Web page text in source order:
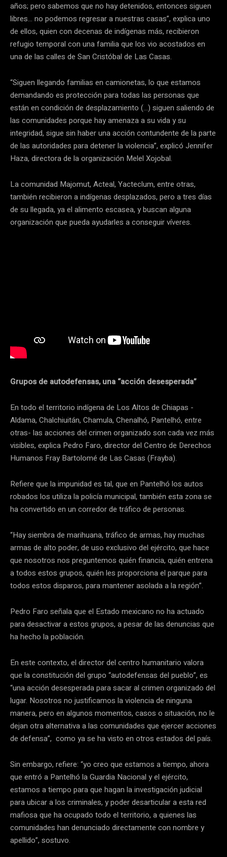
años; pero sabemos que no hay detenidos, entonces siguen
libres… no podemos regresar a nuestras casas”, explica uno
de ellos, quien con decenas de indígenas más, recibieron
refugio temporal con una familia que los vio acostados en
una de las calles de San Cristóbal de Las Casas.
“Siguen llegando familias en camionetas, lo que estamos
demandando es protección para todas las personas que
están en condición de desplazamiento (…) siguen saliendo de
las comunidades porque hay amenaza a su vida y su
integridad, sigue sin haber una acción contundente de la parte
de las autoridades para detener la violencia”, explicó Jennifer
Haza, directora de la organización Melel Xojobal.
La comunidad Majomut, Acteal, Yacteclum, entre otras,
también recibieron a indígenas desplazados, pero a tres días
de su llegada, ya el alimento escasea, y buscan alguna
organización que pueda ayudarles a conseguir víveres.
Grupos de autodefensas, una “acción desesperada”
En todo el territorio indígena de Los Altos de Chiapas -
Aldama, Chalchiuitán, Chamula, Chenalhó, Pantelhó, entre
otras- las acciones del crimen organizado son cada vez más
visibles, explica Pedro Faro, director del Centro de Derechos
Humanos Fray Bartolomé de Las Casas (Frayba).
Refiere que la impunidad es tal, que en Pantelhó los autos
robados los utiliza la policía municipal, también esta zona se
ha convertido en un corredor de tráfico de personas.
“Hay siembra de marihuana, tráfico de armas, hay muchas
armas de alto poder, de uso exclusivo del ejército, que hace
que nosotros nos preguntemos quién financia, quién entrena
a todos estos grupos, quién les proporciona el parque para
todos estos disparos, para mantener asolada a la región”.
Pedro Faro señala que el Estado mexicano no ha actuado
para desactivar a estos grupos, a pesar de las denuncias que
ha hecho la población.
En este contexto, el director del centro humanitario valora
que la constitución del grupo “autodefensas del pueblo”, es
“una acción desesperada para sacar al crimen organizado del
lugar. Nosotros no justificamos la violencia de ninguna
manera, pero en algunos momentos, casos o situación, no le
dejan otra alternativa a las comunidades que ejercer acciones
de defensa”, como ya se ha visto en otros estados del país.
Sin embargo, refiere: “yo creo que estamos a tiempo, ahora
que entró a Pantelhó la Guardia Nacional y el ejército,
estamos a tiempo para que hagan la investigación judicial
para ubicar a los criminales, y poder desarticular a esta red
mafiosa que ha ocupado todo el territorio, a quienes las
comunidades han denunciado directamente con nombre y
apellido”, sostuvo.